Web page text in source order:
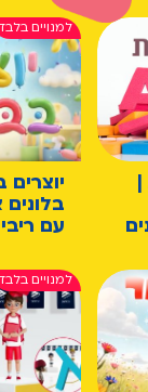
|
יוצרים
בלונים
עם